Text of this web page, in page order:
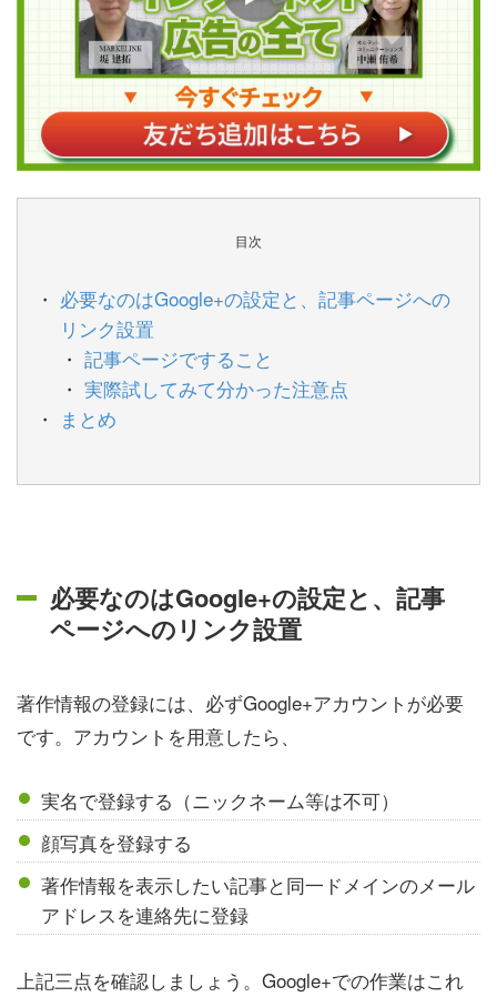
目次
必要なのはGoogle+の設定と、記事ページへの
リンク設置
記事ページですること
実際試してみて分かった注意点
まとめ
必要なのはGoogle+の設定と、記事
ページへのリンク設置
著作情報の登録には、必ずGoogle+アカウントが必要
です。アカウントを用意したら、
実名で登録する（ニックネーム等は不可）
顔写真を登録する
著作情報を表示したい記事と同一ドメインのメール
アドレスを連絡先に登録
上記三点を確認しましょう。Google+での作業はこれ